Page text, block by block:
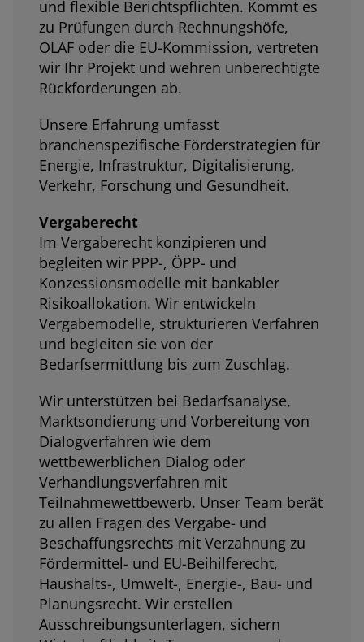
und flexible Berichtspflichten. Kommt es
zu Prüfungen durch Rechnungshöfe,
OLAF oder die EU-Kommission, vertreten
wir Ihr Projekt und wehren unberechtigte
Rückforderungen ab.
Unsere Erfahrung umfasst
branchenspezifische Förderstrategien für
Energie, Infrastruktur, Digitalisierung,
Verkehr, Forschung und Gesundheit.
Vergaberecht
Im Vergaberecht konzipieren und
begleiten wir PPP-, ÖPP- und
Konzessionsmodelle mit bankabler
Risikoallokation. Wir entwickeln
Vergabemodelle, strukturieren Verfahren
und begleiten sie von der
Bedarfsermittlung bis zum Zuschlag.
Wir unterstützen bei Bedarfsanalyse,
Marktsondierung und Vorbereitung von
Dialogverfahren wie dem
wettbewerblichen Dialog oder
Verhandlungsverfahren mit
Teilnahmewettbewerb. Unser Team berät
zu allen Fragen des Vergabe- und
Beschaffungsrechts mit Verzahnung zu
Fördermittel- und EU-Beihilferecht,
Haushalts-, Umwelt-, Energie-, Bau- und
Planungsrecht. Wir erstellen
Ausschreibungsunterlagen, sichern